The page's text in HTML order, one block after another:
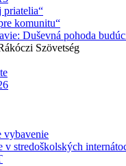
priatelia“
komunitu“
Duševná pohoda
Szövetség
vybavenie
v stredoškolských